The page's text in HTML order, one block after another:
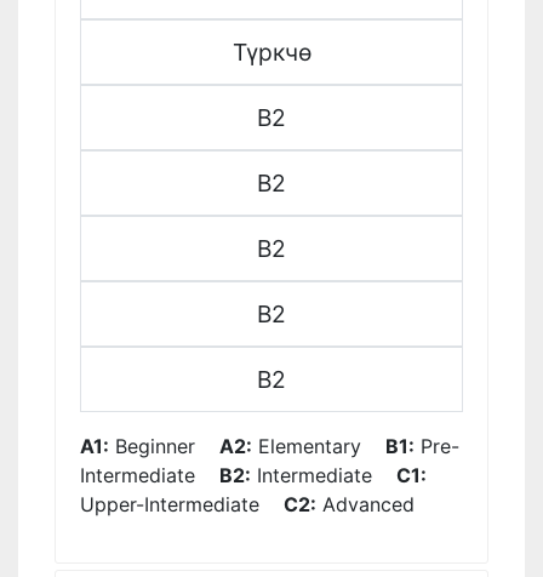
Түркчө
B2
B2
B2
B2
B2
A1: Beginner A2: Elementary B1: Pre-
Intermediate B2: Intermediate C1:
Upper-Intermediate C2: Advanced